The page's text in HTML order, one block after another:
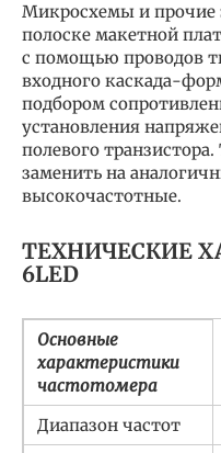
Микросхемы и прочие
полоске макетной
с помощью проводов
входного каскада-
подбором
установления
полевого
заменить на
высокочастотные.
ТЕХНИЧЕСКИЕ
6LED
Основные
характеристики
частотомера
Диапазон частот